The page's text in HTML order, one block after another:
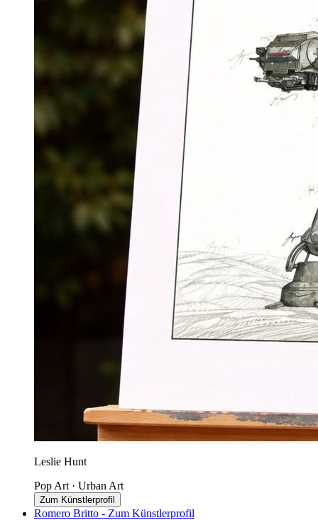
Leslie Hunt
Pop Art · Urban Art
Zum Künstlerprofil
Romero Britto - Zum Künstlerprofil